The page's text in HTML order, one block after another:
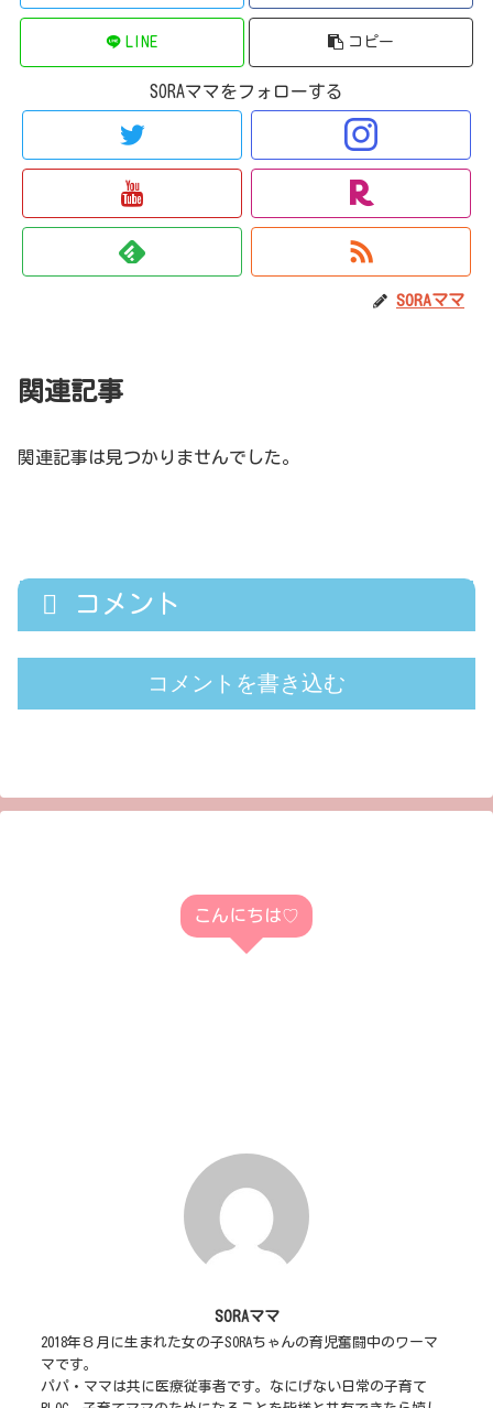
LINE コピー
SORAママをフォローする
SORAママ
関連記事
関連記事は見つかりませんでした。
コメント
コメントを書き込む
こんにちは♡
SORAママ
2018年８月に生まれた女の子SORAちゃんの育児奮闘中のワーマ
マです。
パパ・ママは共に医療従事者です。なにげない日常の子育て